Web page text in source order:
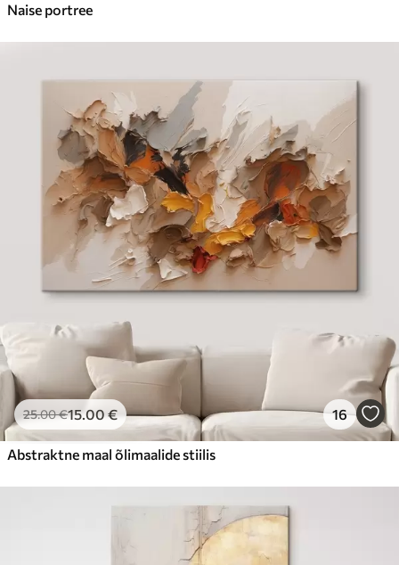
Naise portree
25.00€15.00€ 16
Abstraktne maal õlimaalide stiilis